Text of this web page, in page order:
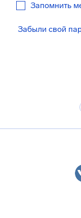
Запомнить
Забыли свой